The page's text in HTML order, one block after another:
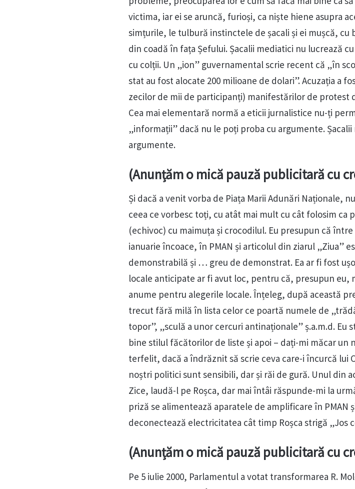
victima, iar ei se aruncă, furioși, ca niște hiene asupra
simțurile, le tulbură instinctele de șacali și ei mușcă, cu
din coadă în fața Șefului. Șacalii mediatici nu lucrează
cu colții. Un „ion” guvernamental scrie recent că „în
stat au fost alocate 200 milioane de dolari”. Acuzația a
zecilor de mii de participanți) manifestărilor de protest
Cea mai elementară normă a eticii jurnalistice nu-ți
„informații” dacă nu le poți proba cu argumente.
argumente.
(Anunțăm o mică pauză publicitară cu
Și dacă a venit vorba de Piața Marii Adunări Naționale,
ceea ce vorbesc toți, cu atât mai mult cu cât folosim ca
(echivoc) cu maimuța și crocodilul. Eu presupun că
ianuarie încoace, în PMAN și articolul din ziarul „Ziua”
demonstrabilă și … greu de demonstrat. Ea ar fi fost
locale anticipate ar fi avut loc, pentru că, presupun
anume pentru alegerile locale. Înțeleg, după această
trecut fără milă în lista celor ce poartă numele de
topor”, „sculă a unor cercuri antinaționale” ș.a.m.d. Eu
bine stilul făcătorilor de liste și apoi – dați-mi măcar un
terfelit, dacă a îndrăznit să scrie ceva care-i încurcă lui
noștri politici sunt sensibili, dar și răi de gură. Unul din
Zice, laudă-l pe Roșca, dar mai întâi răspunde-mi la
priză se alimentează aparatele de amplificare în PMAN
deconectează electricitatea cât timp Roșca strigă „Jos
(Anunțăm o mică pauză publicitară cu
Pe 5 iulie 2000, Parlamentul a votat transformarea R.